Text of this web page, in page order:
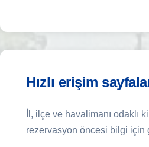
Hızlı erişim
İl, ilçe ve havalimanı odaklı
rezervasyon öncesi bilgi için